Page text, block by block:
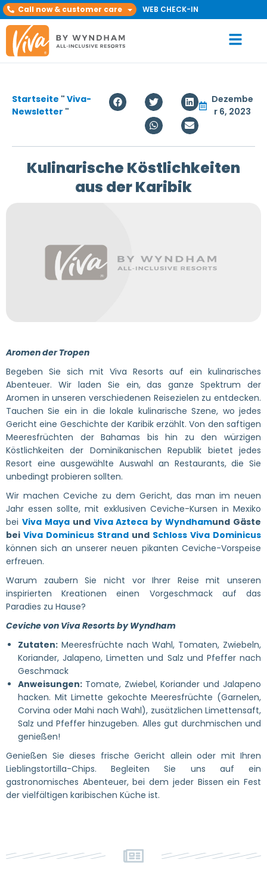
Call now & customer care WEB CHECK-IN
Startseite " Viva-
Newsletter "
Dezembe
r 6, 2023
Kulinarische Köstlichkeiten
aus der Karibik
Aromen der Tropen
Begeben Sie sich mit Viva Resorts auf ein kulinarisches
Abenteuer. Wir laden Sie ein, das ganze Spektrum der
Aromen in unseren verschiedenen Reisezielen zu entdecken.
Tauchen Sie ein in die lokale kulinarische Szene, wo jedes
Gericht eine Geschichte der Karibik erzählt. Von den saftigen
Meeresfrüchten der Bahamas bis hin zu den würzigen
Köstlichkeiten der Dominikanischen Republik bietet jedes
Resort eine ausgewählte Auswahl an Restaurants, die Sie
unbedingt probieren sollten.
Wir machen Ceviche zu dem Gericht, das man im neuen
Jahr essen sollte, mit exklusiven Ceviche-Kursen in Mexiko
bei Viva Mayaund Viva Azteca by Wyndhamund Gäste
bei Viva Dominicus Strand und Schloss Viva Dominicus
können sich an unserer neuen pikanten Ceviche-Vorspeise
erfreuen.
Warum zaubern Sie nicht vor Ihrer Reise mit unseren
inspirierten Kreationen einen Vorgeschmack auf das
Paradies zu Hause?
Ceviche von Viva Resorts by Wyndham
Zutaten: Meeresfrüchte nach Wahl, Tomaten, Zwiebeln,
Koriander, Jalapeno, Limetten und Salz und Pfeffer nach
Geschmack
Anweisungen: Tomate, Zwiebel, Koriander und Jalapeno
hacken. Mit Limette gekochte Meeresfrüchte (Garnelen,
Corvina oder Mahi nach Wahl), zusätzlichen Limettensaft,
Salz und Pfeffer hinzugeben. Alles gut durchmischen und
genießen!
Genießen Sie dieses frische Gericht allein oder mit Ihren
Lieblingstortilla-Chips. Begleiten Sie uns auf ein
gastronomisches Abenteuer, bei dem jeder Bissen ein Fest
der vielfältigen karibischen Küche ist.